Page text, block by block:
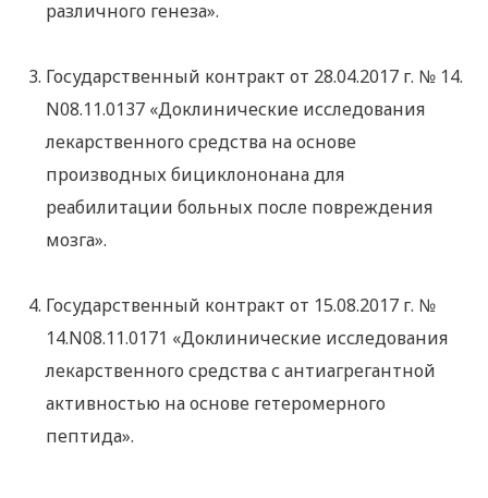
различного генеза».
Государственный контракт от 28.04.2017 г. № 14.
N08.11.0137 «Доклинические исследования
лекарственного средства на основе
производных бициклононана для
реабилитации больных после повреждения
мозга».
Государственный контракт от 15.08.2017 г. №
14.N08.11.0171 «Доклинические исследования
лекарственного средства с антиагрегантной
активностью на основе гетеромерного
пептида».